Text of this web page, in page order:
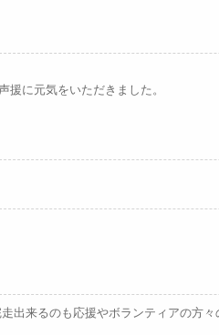
に元気をいただきました。
出来るのも応援やボランティアの方